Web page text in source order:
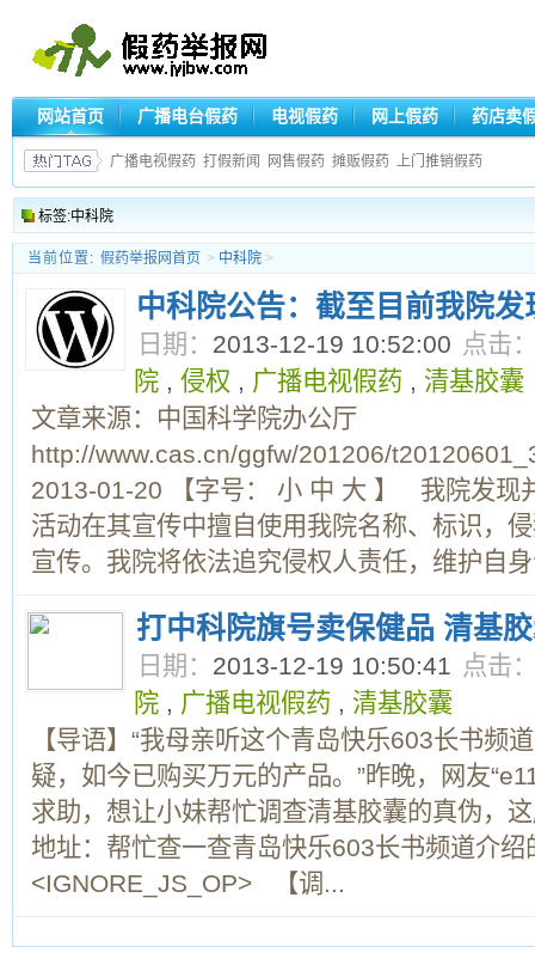
网站首页 广播电台假药 电视假药 网上假药 药店卖
广播电视假药 打假新闻 网售假药 摊贩假药 上门推销假药
标签:中科院
当前位置: 假药举报网首页 > 中科院 >
中科院公告：截至目前我院
日期： 2013-12-19 10:52:00 点击
院 , 侵权 , 广播电视假药 , 清基胶囊
文章来源：中国科学院办公厅
http://www.cas.cn/ggfw/201206/
2013-01-20 【字号： 小 中 大 】 我院发现
活动在其宣传中擅自使用我院名称、标识，
宣传。我院将依法追究侵权人责任，维护自
打中科院旗号卖保健品 清基
日期： 2013-12-19 10:50:41 点击
院 , 广播电视假药 , 清基胶囊
【导语】“我母亲听这个青岛快乐603长书频
疑，如今已购买万元的产品。”昨晚，网友
求助，想让小妹帮忙调查清基胶囊的真伪
地址：帮忙查一查青岛快乐603长书频道介绍
<IGNORE_JS_OP> 【调...